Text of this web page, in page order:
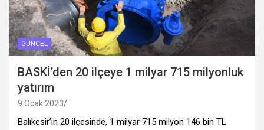
GÜNCEL
BASKİ’den 20 ilçeye 1 milyar 715 milyonluk
yatırım
9 Ocak 2023
Balıkesir’in 20 ilçesinde, 1 milyar 715 milyon 146 bin TL